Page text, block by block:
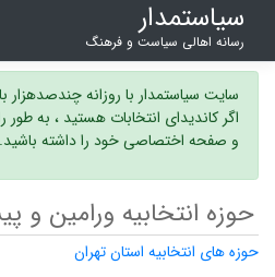
سیاستمدار
رسانه اهالی سیاست و فرهنگ
سایت سیاستمدار با روزانه چندصدهزار
اگر کاندیدای انتخابات هستید ، به
و صفحه اختصاصی خود را داشته باشید.
حوزه انتخابیه ورامین و
حوزه های انتخابیه استان تهران